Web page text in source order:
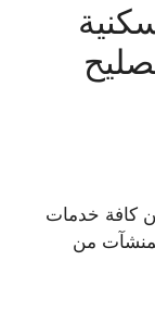
وتصليح
كافة خدمات
من